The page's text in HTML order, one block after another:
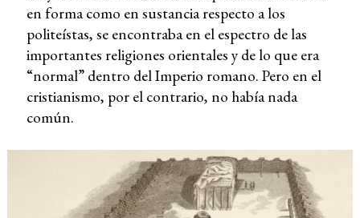
en forma como en sustancia respecto a los
politeístas, se encontraba en el espectro de las
importantes religiones orientales y de lo que era
“normal” dentro del Imperio romano. Pero en el
cristianismo, por el contrario, no había nada
común.